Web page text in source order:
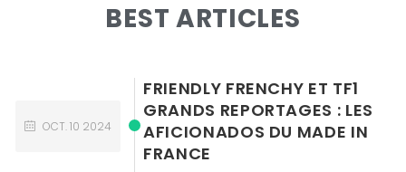
BEST ARTICLES
FRIENDLY FRENCHY ET TF1
GRANDS REPORTAGES : LES
AFICIONADOS DU MADE IN
FRANCE
OCT.10 2024